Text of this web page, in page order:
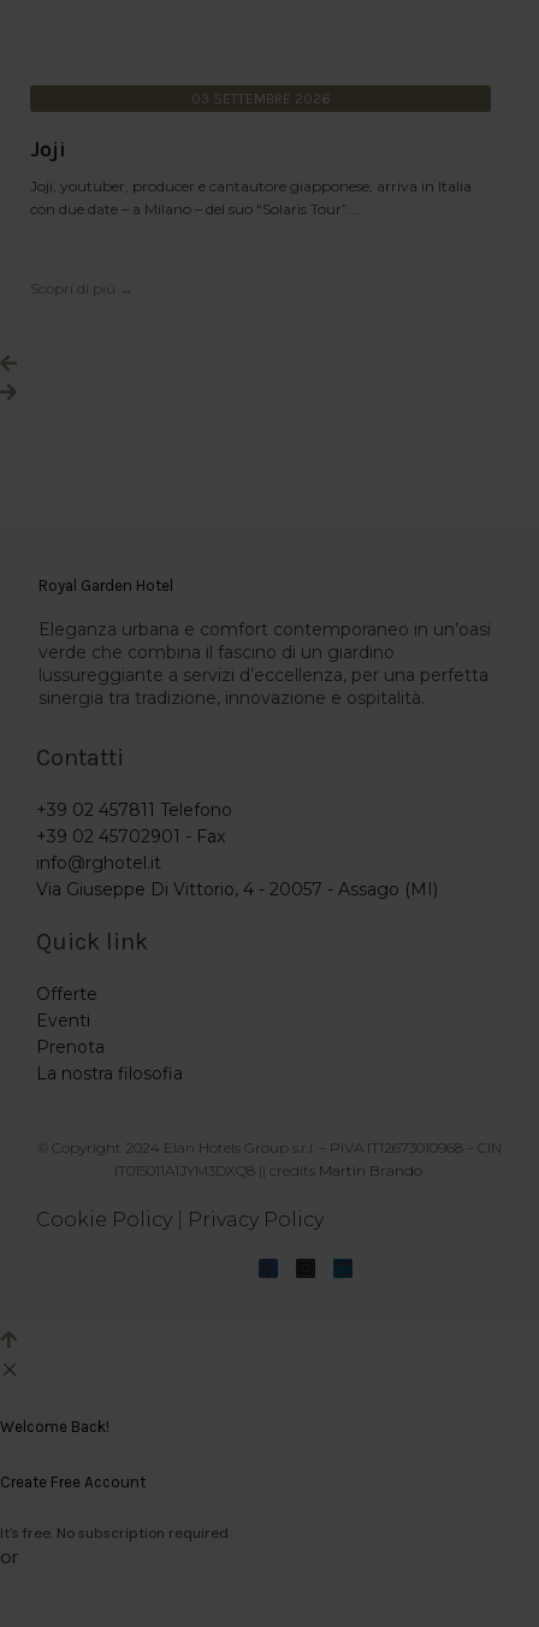
03 SETTEMBRE 2026
Joji
Joji, youtuber, producer e cantautore giapponese, arriva in Italia
con due date – a Milano – del suo “Solaris Tour”...
Scopri di più →
Royal Garden Hotel
Eleganza urbana e comfort contemporaneo in un’oasi
verde che combina il fascino di un giardino
lussureggiante a servizi d’eccellenza, per una perfetta
sinergia tra tradizione, innovazione e ospitalità.
Contatti
+39 02 457811 Telefono
+39 02 45702901 - Fax
info@rghotel.it
Via Giuseppe Di Vittorio, 4 - 20057 - Assago (MI)
Quick link
Offerte
Eventi
Prenota
La nostra filosofia
© Copyright 2024 Elan Hotels Group s.r.l. – PIVA IT12673010968 – CIN
IT015011A1JYM3DXQ8 || credits Martin Brando
Cookie Policy Privacy Policy
Welcome Back!
Create Free Account
It's free. No subscription required
or